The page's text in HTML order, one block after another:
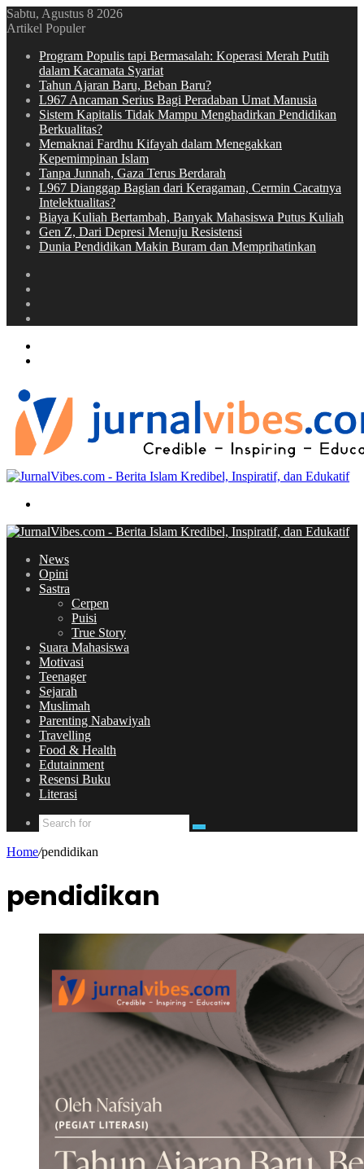
Sabtu, Agustus 8 2026
Artikel Populer
Program Populis tapi Bermasalah: Koperasi Merah Putih
dalam Kacamata Syariat
Tahun Ajaran Baru, Beban Baru?
L967 Ancaman Serius Bagi Peradaban Umat Manusia
Sistem Kapitalis Tidak Mampu Menghadirkan Pendidikan
Berkualitas?
Memaknai Fardhu Kifayah dalam Menegakkan
Kepemimpinan Islam
Tanpa Junnah, Gaza Terus Berdarah
L967 Dianggap Bagian dari Keragaman, Cermin Cacatnya
Intelektualitas?
Biaya Kuliah Bertambah, Banyak Mahasiswa Putus Kuliah
Gen Z, Dari Depresi Menuju Resistensi
Dunia Pendidikan Makin Buram dan Memprihatinkan
News
Opini
Sastra
Cerpen
Puisi
True Story
Suara Mahasiswa
Motivasi
Teenager
Sejarah
Muslimah
Parenting Nabawiyah
Travelling
Food & Health
Edutainment
Resensi Buku
Literasi
Search
Home/pendidikan
pendidikan